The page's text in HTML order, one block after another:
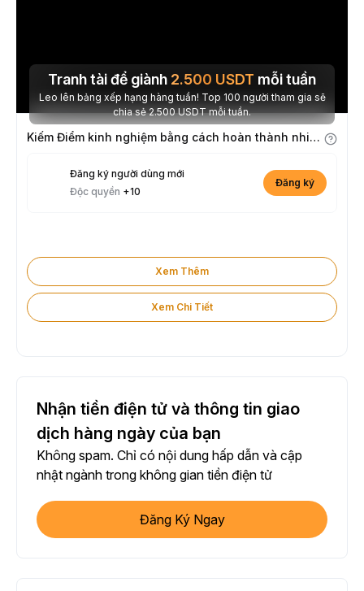
Tranh tài để giành 2.500 USDT mỗi tuần
Leo lên bảng xếp hạng hàng tuần! Top 100 người tham gia sẽ
chia sẻ 2.500 USDT mỗi tuần.
Kiếm Điểm kinh nghiệm bằng cách hoàn thành nhiệm vụ
Đăng ký người dùng mới
Độc quyền +10
Đăng ký
Xem Thêm
Xem Chi Tiết
Nhận tiền điện tử và thông tin giao
dịch hàng ngày của bạn
Không spam. Chỉ có nội dung hấp dẫn và cập
nhật ngành trong không gian tiền điện tử
Đăng Ký Ngay